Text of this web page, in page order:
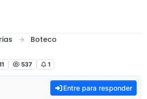
Boteco
537 1
Entre para responder